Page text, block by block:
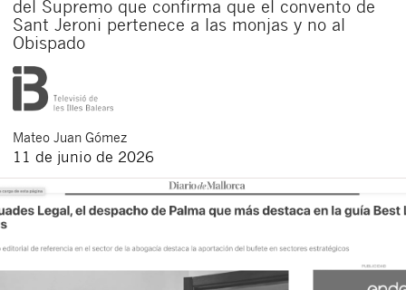
del Supremo que confirma que el convento de
Sant Jeroni pertenece a las monjas y no al
Obispado
Mateo Juan Gómez
11 de junio de 2026